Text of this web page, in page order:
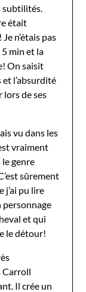
subtilités.
était
n’étais pas
min et la
On saisit
l’absurdité
lors de ses
vu dans les
vraiment
le genre
sûrement
j’ai pu lire
personnage
et qui
le détour!
Carroll
Il crée un